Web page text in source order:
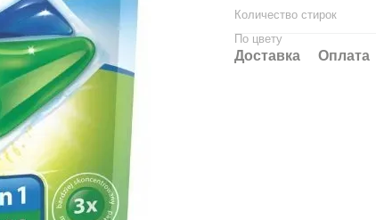
Количество стирок
По цвету
Доставка Оплата